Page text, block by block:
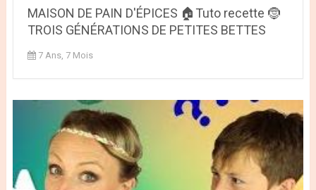
MAISON DE PAIN D'ÉPICES 🏠Tuto recette 🤶
TROIS GÉNÉRATIONS DE PETITES BETTES
7 Ans, 7 Mois